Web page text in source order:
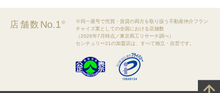
店舗数 No.1※
※同一屋号で売買・賃貸の両方を取り扱う不動産仲介フラン
チャイズ業としての全国における店舗数
（2026年7月時点／東京商工リサーチ調べ）
センチュリー21の加盟店は、すべて独立・自営です。